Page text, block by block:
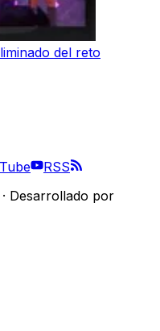
del reto
RSS
· Desarrollado por